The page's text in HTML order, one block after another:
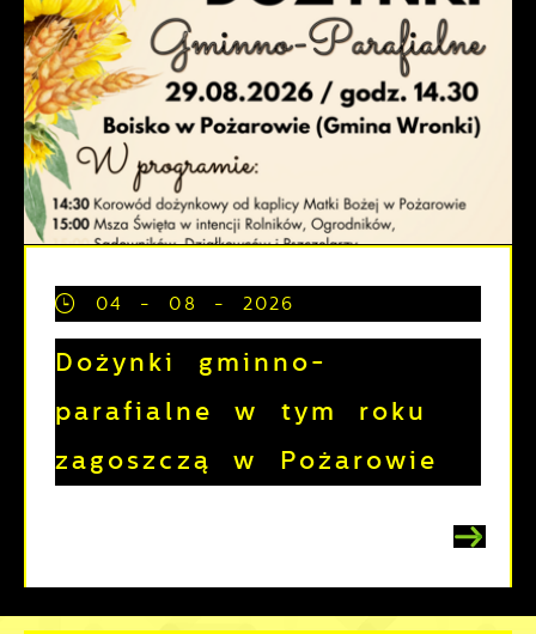
04 - 08 - 2026
Dożynki gminno-
parafialne w tym roku
zagoszczą w Pożarowie